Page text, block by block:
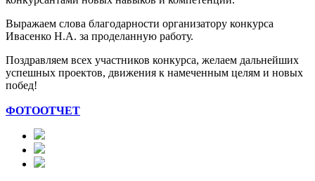
Выражаем слова благодарности организатору конкурса
Ивасенко Н.А. за проделанную работу.
Поздравляем ️всех участников конкурса, желаем дальнейших
успешных проектов, движения к намеченным целям и новых
побед!
ФОТООТЧЕТ